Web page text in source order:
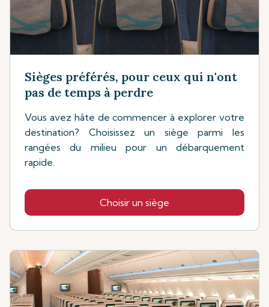
Sièges préférés, pour ceux qui n'ont
pas de temps à perdre
Vous avez hâte de commencer à explorer votre
destination? Choisissez un siège parmi les
rangées du milieu pour un débarquement
rapide.
Choisir un siège